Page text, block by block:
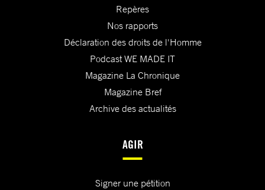
Repères
Nos rapports
Déclaration des droits de l'Homme
Podcast WE MADE IT
Magazine La Chronique
Magazine Bref
Archive des actualités
AGIR
Signer une pétition